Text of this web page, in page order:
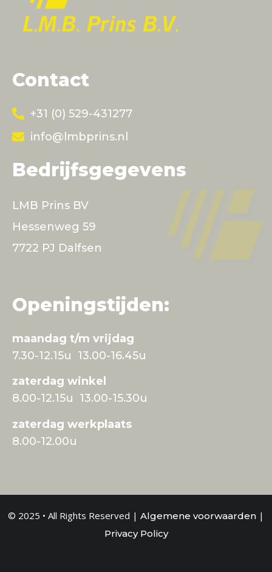
Contact
+31 (0) 529-431277
info@lmbprins.nl
Bedrijfsgegevens
LMB Prins BV
Hessenweg 59
7722 PJ Dalfsen
Openingstijden:
maandag t/m vrijdag
7.30-12.15u 13.00-16.45u
zaterdag winkel
8.00-12.15u 13.00-15.30u
zaterdag werkplaats
8.00-12.00u
© 2025 • All Rights Reserved | Algemene voorwaarden |
Privacy Policy